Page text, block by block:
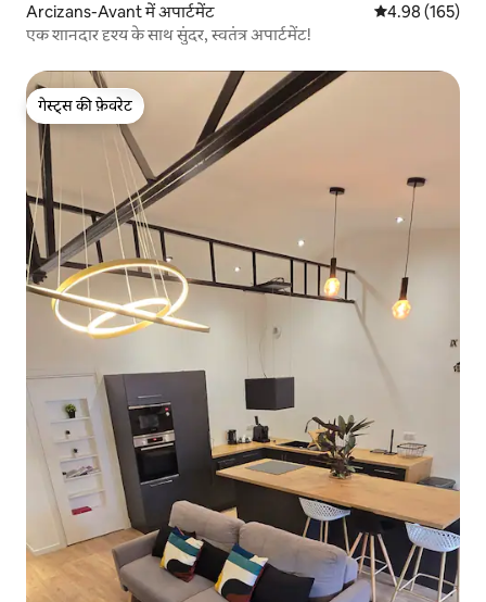
Arcizans-Avant में अपार्टमेंट औसत रेटिंग 5 में से
4.98 (165)
एक शानदार दृश्य के साथ सुंदर, स्वतंत्र अपार्टमेंट!
गेस्ट्स की फ़ेवरेट
गेस्ट्स की फ़ेवरेट